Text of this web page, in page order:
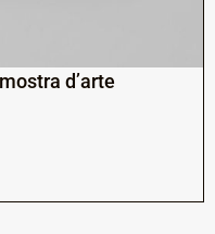
d’arte